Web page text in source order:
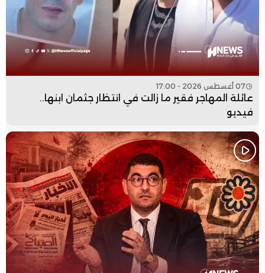
07 أغسطس 2026 - 17:00
عائلة المهاجر فقير ما زالت في انتظار جثمان ابنها..
فيديو